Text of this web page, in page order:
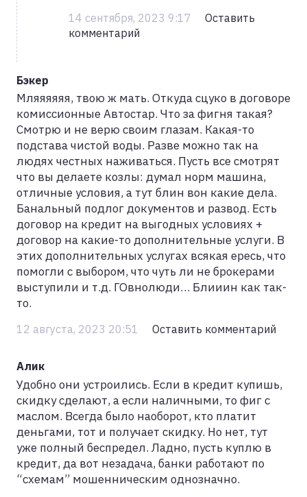
14 сентября, 2023 9:17
Оставить
комментарий
Бэкер
Мляяяяяя, твою ж мать. Откуда сцуко в договоре
комиссионные Автостар. Что за фигня такая?
Смотрю и не верю своим глазам. Какая-то
подстава чистой воды. Разве можно так на
людях честных наживаться. Пусть все смотрят
что вы делаете козлы: думал норм машина,
отличные условия, а тут блин вон какие дела.
Банальный подлог документов и развод. Есть
договор на кредит на выгодных условиях +
договор на какие-то дополнительные услуги. В
этих дополнительных услугах всякая ересь, что
помогли с выбором, что чуть ли не брокерами
выступили и т.д. ГОвнолюди… Блииин как так-
то.
12 августа, 2023 20:51 Оставить комментарий
Алик
Удобно они устроились. Если в кредит купишь,
скидку сделают, а если наличными, то фиг с
маслом. Всегда было наоборот, кто платит
деньгами, тот и получает скидку. Но нет, тут
уже полный беспредел. Ладно, пусть куплю в
кредит, да вот незадача, банки работают по
“схемам” мошенническим однозначно.